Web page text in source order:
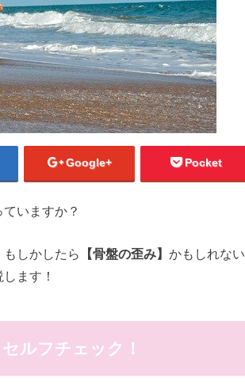
Google+ Pocket
いますか？
しかしたら 【骨盤の歪み】 かもしれない
ます！
ルフチェック！